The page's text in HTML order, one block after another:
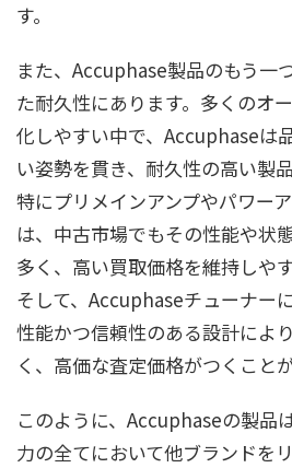
VX-700
す。
また、Accuphase製品のもう一
た耐久性にあります。多くのオ
化しやすい中で、Accuphaseは
い姿勢を貫き、耐久性の高い製
特にプリメインアンプやパワー
は、中古市場でもその性能や状
多く、高い買取価格を維持しや
そして、Accuphaseチューナー
性能かつ信頼性のある設計によ
く、高価な査定価格がつくこと
このように、Accuphaseの製品
力の全てにおいて他ブランドを